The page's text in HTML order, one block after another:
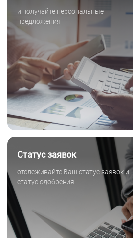
и получайте персональные
предложения
Статус заявок
отслеживайте Ваш статус заявок и
статус одобрения